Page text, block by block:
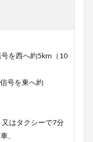
を西へ約5km（10
号を東へ約
はタクシーで7分
、